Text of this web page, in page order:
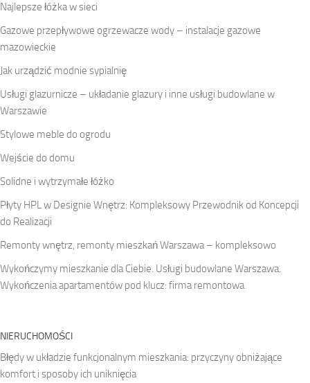
Najlepsze łóżka w sieci
Gazowe przepływowe ogrzewacze wody – instalacje gazowe
mazowieckie
Jak urządzić modnie sypialnię
Usługi glazurnicze – układanie glazury i inne usługi budowlane w
Warszawie
Stylowe meble do ogrodu
Wejście do domu
Solidne i wytrzymałe łóżko
Płyty HPL w Designie Wnętrz: Kompleksowy Przewodnik od Koncepcji
do Realizacji
Remonty wnętrz, remonty mieszkań Warszawa – kompleksowo
Wykończymy mieszkanie dla Ciebie. Usługi budowlane Warszawa.
Wykończenia apartamentów pod klucz: firma remontowa
NIERUCHOMOŚCI
Błędy w układzie funkcjonalnym mieszkania: przyczyny obniżające
komfort i sposoby ich uniknięcia